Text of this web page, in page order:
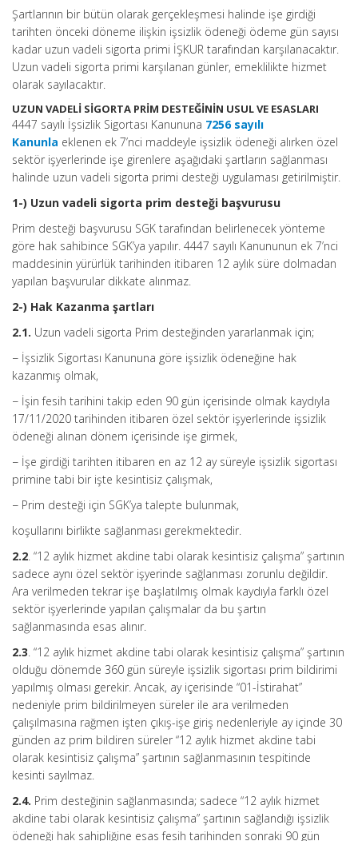
Şartlarının bir bütün olarak gerçekleşmesi halinde işe girdiği
tarihten önceki döneme ilişkin işsizlik ödeneği ödeme gün sayısı
kadar uzun vadeli sigorta primi İŞKUR tarafından karşılanacaktır.
Uzun vadeli sigorta primi karşılanan günler, emeklilikte hizmet
olarak sayılacaktır.
UZUN VADELİ SİGORTA PRİM DESTEĞİNİN USUL VE ESASLARI
4447 sayılı İşsizlik Sigortası Kanununa 7256 sayılı
Kanunla eklenen ek 7’nci maddeyle işsizlik ödeneği alırken özel
sektör işyerlerinde işe girenlere aşağıdaki şartların sağlanması
halinde uzun vadeli sigorta primi desteği uygulaması getirilmiştir.
1-) Uzun vadeli sigorta prim desteği başvurusu
Prim desteği başvurusu SGK tarafından belirlenecek yönteme
göre hak sahibince SGK’ya yapılır. 4447 sayılı Kanununun ek 7’nci
maddesinin yürürlük tarihinden itibaren 12 aylık süre dolmadan
yapılan başvurular dikkate alınmaz.
2-) Hak Kazanma şartları
2.1. Uzun vadeli sigorta Prim desteğinden yararlanmak için;
− İşsizlik Sigortası Kanununa göre işsizlik ödeneğine hak
kazanmış olmak,
− İşin fesih tarihini takip eden 90 gün içerisinde olmak kaydıyla
17/11/2020 tarihinden itibaren özel sektör işyerlerinde işsizlik
ödeneği alınan dönem içerisinde işe girmek,
− İşe girdiği tarihten itibaren en az 12 ay süreyle işsizlik sigortası
primine tabi bir işte kesintisiz çalışmak,
− Prim desteği için SGK’ya talepte bulunmak,
koşullarını birlikte sağlanması gerekmektedir.
2.2. “12 aylık hizmet akdine tabi olarak kesintisiz çalışma” şartının
sadece aynı özel sektör işyerinde sağlanması zorunlu değildir.
Ara verilmeden tekrar işe başlatılmış olmak kaydıyla farklı özel
sektör işyerlerinde yapılan çalışmalar da bu şartın
sağlanmasında esas alınır.
2.3. “12 aylık hizmet akdine tabi olarak kesintisiz çalışma” şartının
olduğu dönemde 360 gün süreyle işsizlik sigortası prim bildirimi
yapılmış olması gerekir. Ancak, ay içerisinde “01-İstirahat”
nedeniyle prim bildirilmeyen süreler ile ara verilmeden
çalışılmasına rağmen işten çıkış-işe giriş nedenleriyle ay içinde 30
günden az prim bildiren süreler “12 aylık hizmet akdine tabi
olarak kesintisiz çalışma” şartının sağlanmasının tespitinde
kesinti sayılmaz.
2.4. Prim desteğinin sağlanmasında; sadece “12 aylık hizmet
akdine tabi olarak kesintisiz çalışma” şartının sağlandığı işsizlik
ödeneği hak sahipliğine esas fesih tarihinden sonraki 90 gün